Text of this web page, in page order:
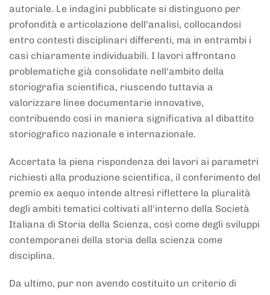
autoriale. Le indagini pubblicate si distinguono per
profondità e articolazione dell'analisi, collocandosi
entro contesti disciplinari differenti, ma in entrambi i
casi chiaramente individuabili. I lavori affrontano
problematiche già consolidate nell'ambito della
storiografia scientifica, riuscendo tuttavia a
valorizzare linee documentarie innovative,
contribuendo così in maniera significativa al dibattito
storiografico nazionale e internazionale.
Accertata la piena rispondenza dei lavori ai parametri
richiesti alla produzione scientifica, il conferimento del
premio ex aequo intende altresì riflettere la pluralità
degli ambiti tematici coltivati all'interno della Società
Italiana di Storia della Scienza, così come degli sviluppi
contemporanei della storia della scienza come
disciplina.
Da ultimo, pur non avendo costituito un criterio di